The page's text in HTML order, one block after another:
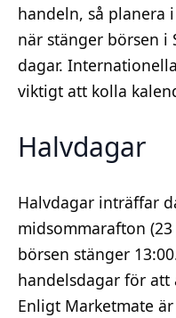
handeln, så planera
när stänger börsen i
dagar.
viktigt att kolla
Halvdagar
Halvdagar inträffar
midsommarafton
börsen stänger
handelsdagar för att
Enligt Marketmate